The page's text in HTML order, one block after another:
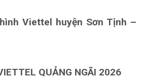
Viettel huyện Sơn Tịnh –
QUẢNG NGÃI 2026